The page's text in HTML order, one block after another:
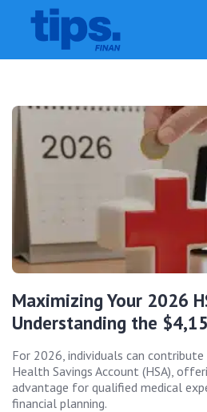
Maximizing Your 2026
Understanding the
For 2026, individuals can
Health Savings Account (HSA),
advantage for qualified medical
financial planning.